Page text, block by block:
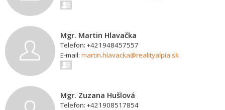
Mgr. Martin Hlavačka
Telefon: +421948457557
E-mail: martin.hlavacka@realityalpia.sk
Mgr. Zuzana Hušlová
Telefon: +421908517854